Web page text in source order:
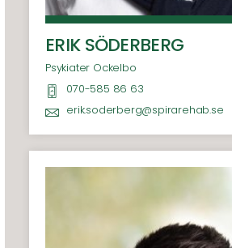
ERIK SÖDERBERG
Psykiater Ockelbo
070-585 86 63
erik.soderberg@spirarehab.se